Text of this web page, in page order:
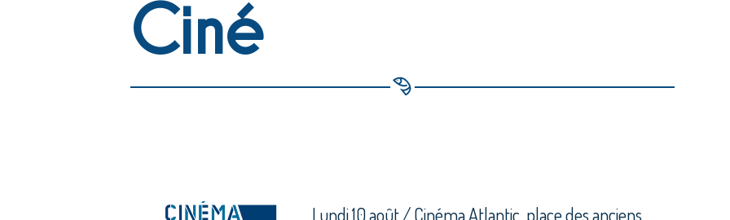
Ciné
Lundi 10 août / Cinéma Atlantic, place des anciens